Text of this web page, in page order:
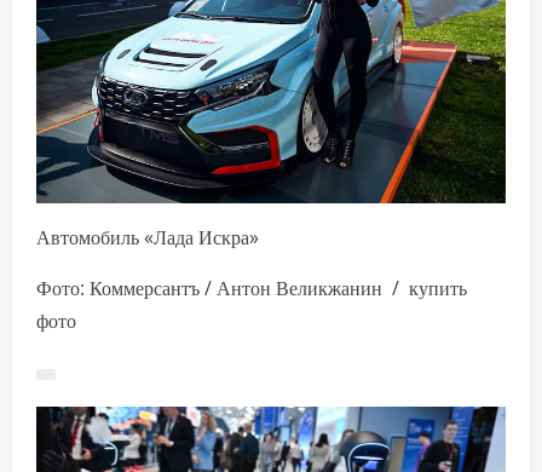
Автомобиль «Лада Искра»
Фото: Коммерсантъ / Антон Великжанин / купить
фото